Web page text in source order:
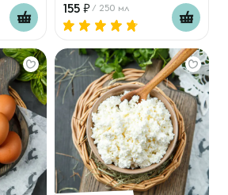
155 / 250 мл